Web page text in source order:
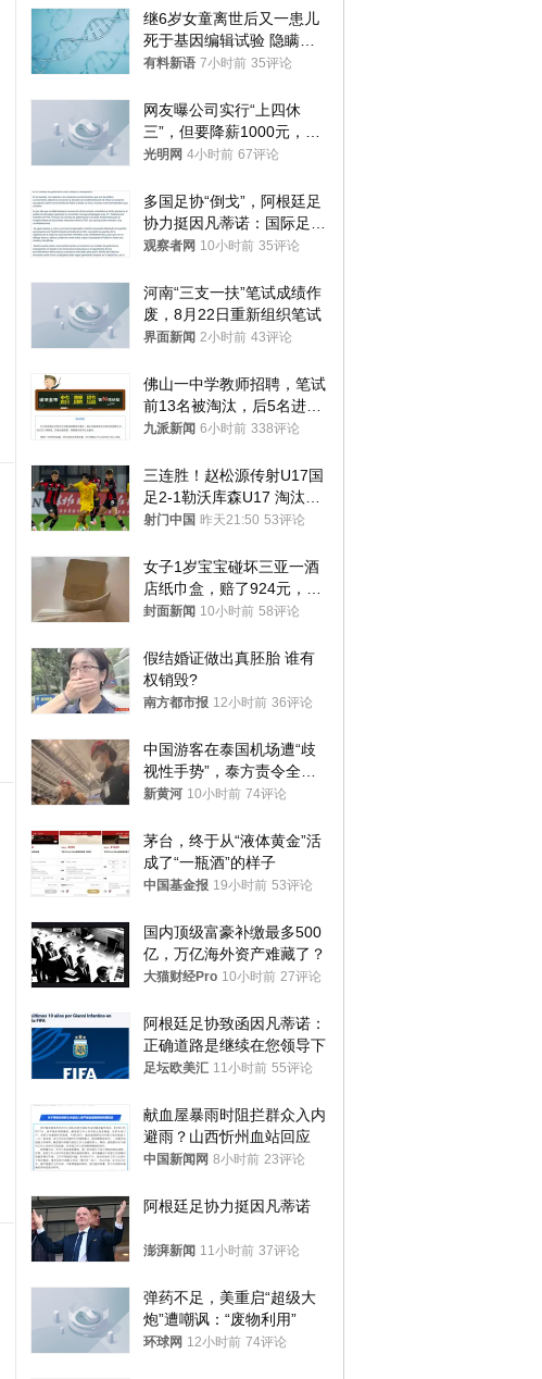
继6岁女童离世后又一患儿
死于基因编辑试验 隐瞒一
年才对外披露
有料新语 7小时前 35评论
网友曝公司实行“上四休
三”，但要降薪1000元，不
接受只能辞职
光明网 4小时前 67评论
多国足协“倒戈”，阿根廷足
协力挺因凡蒂诺：国际足联
今后应继续在其领导下前行
观察者网 10小时前 35评论
河南“三支一扶”笔试成绩作
废，8月22日重新组织笔试
界面新闻 2小时前 43评论
佛山一中学教师招聘，笔试
前13名被淘汰，后5名进体
检，被疑萝卜岗，官方通
九派新闻 6小时前 338评论
三连胜！赵松源传射U17国
足2-1勒沃库森U17 淘汰赛
将战河床
射门中国 昨天21:50 53评论
女子1岁宝宝碰坏三亚一酒
店纸巾盒，赔了924元，发
帖吐槽后酒店退还一半的
封面新闻 10小时前 58评论
假结婚证做出真胚胎 谁有
权销毁?
南方都市报 12小时前 36评论
中国游客在泰国机场遭“歧
视性手势”，泰方责令全面
调查，对责任人采取最严厉
新黄河 10小时前 74评论
茅台，终于从“液体黄金”活
成了“一瓶酒”的样子
中国基金报 19小时前 53评论
国内顶级富豪补缴最多500
亿，万亿海外资产难藏了？
大猫财经Pro 10小时前 27评论
阿根廷足协致函因凡蒂诺：
正确道路是继续在您领导下
足坛欧美汇 11小时前 55评论
献血屋暴雨时阻拦群众入内
避雨？山西忻州血站回应
中国新闻网 8小时前 23评论
阿根廷足协力挺因凡蒂诺
澎湃新闻 11小时前 37评论
弹药不足，美重启“超级大
炮”遭嘲讽：“废物利用”
环球网 12小时前 74评论